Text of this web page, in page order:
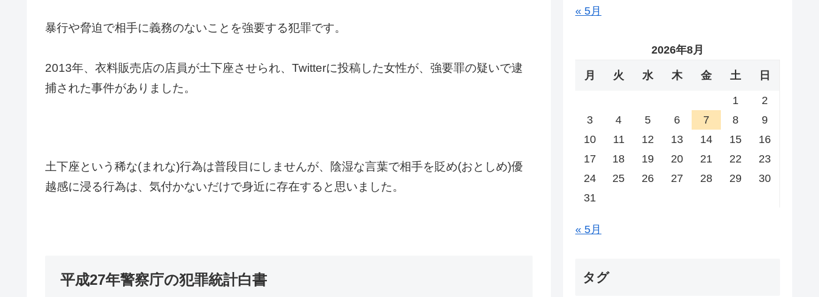
暴行や脅迫で相手に義務のないことを強要する犯罪です。
2013年、衣料販売店の店員が土下座させられ、 Twitterに投稿した女性が、 強要罪の疑いで逮
捕された事件がありました。
土下座という稀な(まれな)行為は普段目にしませんが、 陰湿な言葉で相手を貶め(おとしめ)優
越感に浸る行為は、 気付かないだけで身近に存在すると思いました。
平成27年警察庁の犯罪統計白書
« 5月
2026年8月
月 火 水 木 金 土 日
1
2
3
4 5 6 7 8
9
10
11 12 13 14 15
16
17
18 19 20 21 22
23
24
25 26 27 28 29
30
31
« 5月
タグ